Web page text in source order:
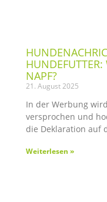
NAPF?
21. August 2025
In der Werbung
versprochen und
die Deklaration auf
Weiterlesen »